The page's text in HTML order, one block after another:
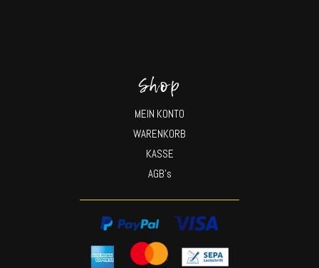
Shop
MEIN KONTO
WARENKORB
KASSE
AGB’s